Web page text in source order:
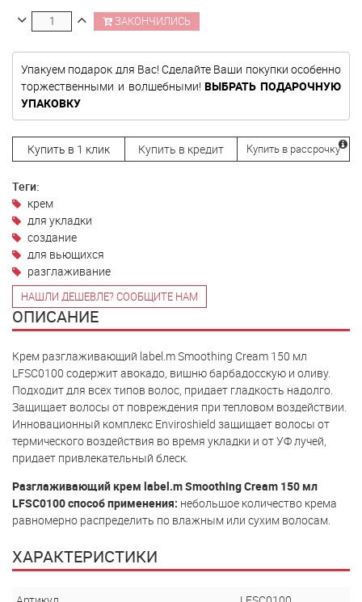
ЗАКОНЧИЛИСЬ
Упакуем подарок для Вас! Сделайте Ваши покупки особенно
торжественными и волшебными!ВЫБРАТЬ ПОДАРОЧНУЮ
УПАКОВКУ
Купить в 1 клик Купить в кредит Купить в рассрочку
Теги:
крем
для укладки
создание
для вьющихся
разглаживание
НАШЛИ ДЕШЕВЛЕ? СООБЩИТЕ НАМ
ОПИСАНИЕ
Крем разглаживающий label.m Smoothing Cream 150 мл
LFSC0100 cодержит авокадо, вишню барбадосскую и оливу.
Подходит для всех типов волос, придает гладкость надолго.
Защищает волосы от повреждения при тепловом воздействии.
Инновационный комплекс Enviroshield защищает волосы от
термического воздействия во время укладки и от УФ лучей,
придает привлекательный блеск.
Разглаживающий крем label.m Smoothing Cream 150 мл
LFSC0100 способ применения: небольшое количество крема
равномерно распределить по влажным или сухим волосам.
ХАРАКТЕРИСТИКИ